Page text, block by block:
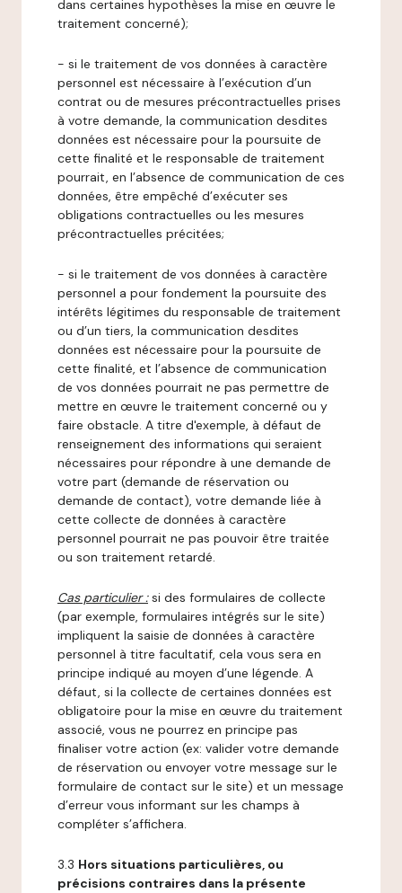
dans certaines hypothèses la mise en œuvre le
traitement concerné);
- si le traitement de vos données à caractère
personnel est nécessaire à l’exécution d’un
contrat ou de mesures précontractuelles prises
à votre demande, la communication desdites
données est nécessaire pour la poursuite de
cette finalité et le responsable de traitement
pourrait, en l’absence de communication de ces
données, être empêché d’exécuter ses
obligations contractuelles ou les mesures
précontractuelles précitées;
- si le traitement de vos données à caractère
personnel a pour fondement la poursuite des
intérêts légitimes du responsable de traitement
ou d’un tiers, la communication desdites
données est nécessaire pour la poursuite de
cette finalité, et l’absence de communication
de vos données pourrait ne pas permettre de
mettre en œuvre le traitement concerné ou y
faire obstacle. A titre d'exemple, à défaut de
renseignement des informations qui seraient
nécessaires pour répondre à une demande de
votre part (demande de réservation ou
demande de contact), votre demande liée à
cette collecte de données à caractère
personnel pourrait ne pas pouvoir être traitée
ou son traitement retardé.
Cas particulier : si des formulaires de collecte
(par exemple, formulaires intégrés sur le site)
impliquent la saisie de données à caractère
personnel à titre facultatif, cela vous sera en
principe indiqué au moyen d’une légende. A
défaut, si la collecte de certaines données est
obligatoire pour la mise en œuvre du traitement
associé, vous ne pourrez en principe pas
finaliser votre action (ex: valider votre demande
de réservation ou envoyer votre message sur le
formulaire de contact sur le site) et un message
d’erreur vous informant sur les champs à
compléter s’affichera.
3.3 Hors situations particulières, ou
précisions contraires dans la présente